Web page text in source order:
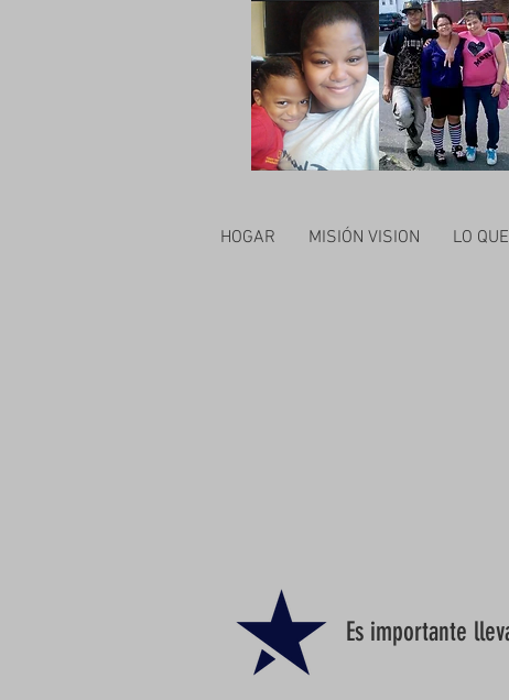
HOGAR MISIÓN VISION LO
Es importante